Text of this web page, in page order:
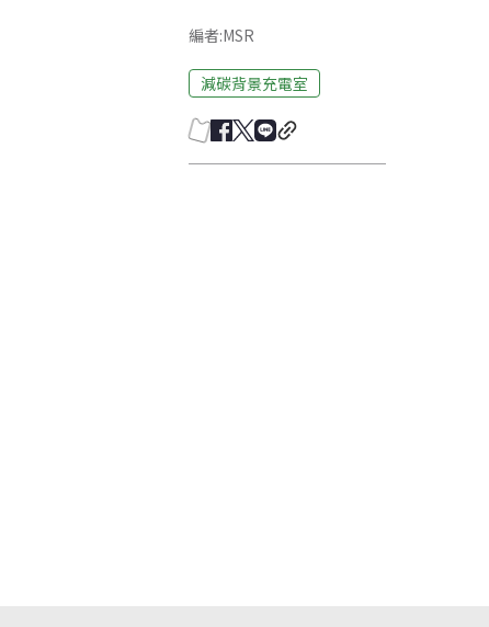
編者:MSR
減碳背景充電室